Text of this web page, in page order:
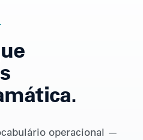
operacional —